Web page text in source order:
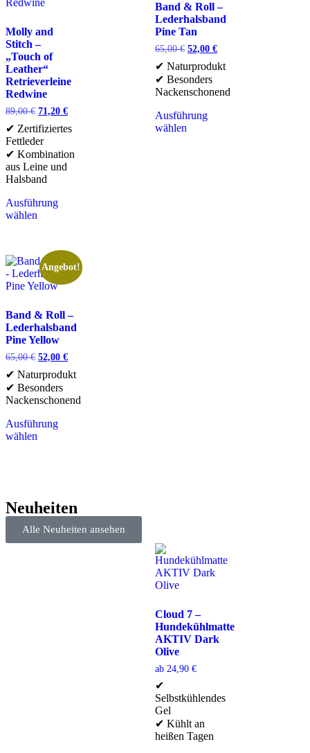
Molly and
Stitch –
„Touch of
Leather“
Retrieverleine
Redwine
89,00€ 71,20 €
✔ Zertifiziertes
Fettleder
✔ Kombination
aus Leine und
Halsband
Ausführung
wählen
Band & Roll –
Lederhalsband
Pine Tan
65,00€ 52,00 €
✔ Naturprodukt
✔ Besonders
Nackenschonend
Ausführung
wählen
Angebot!
Band & Roll –
Lederhalsband
Pine Yellow
65,00€ 52,00 €
✔ Naturprodukt
✔ Besonders
Nackenschonend
Ausführung
wählen
Neuheiten
Alle Neuheiten ansehen
Cloud 7 –
Hundekühlmatte
AKTIV Dark
Olive
ab 24,90 €
✔
Selbstkühlendes
Gel
✔ Kühlt an
heißen Tagen